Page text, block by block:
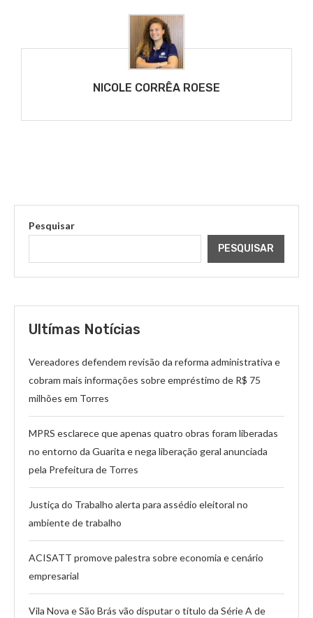
NICOLE CORRÊA ROESE
Pesquisar
PESQUISAR
Ultímas Notícias
Vereadores defendem revisão da reforma administrativa e
cobram mais informações sobre empréstimo de R$ 75
milhões em Torres
MPRS esclarece que apenas quatro obras foram liberadas
no entorno da Guarita e nega liberação geral anunciada
pela Prefeitura de Torres
Justiça do Trabalho alerta para assédio eleitoral no
ambiente de trabalho
ACISATT promove palestra sobre economia e cenário
empresarial
Vila Nova e São Brás vão disputar o título da Série A de